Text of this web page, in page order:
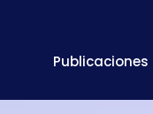
Publicaciones